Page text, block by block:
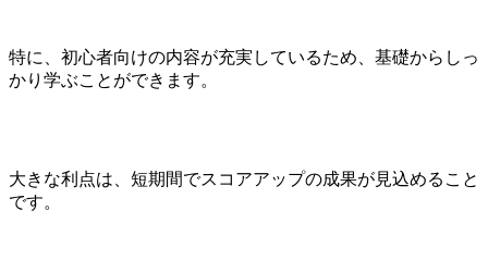
特に、初心者向けの内容が充実しているため、基礎からしっ
かり学ぶことができます。
大きな利点は、短期間でスコアアップの成果が見込めること
です。